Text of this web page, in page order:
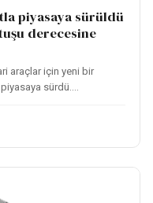
piyasaya sürüldü
derecesine
araçlar için yeni bir
sürdü....